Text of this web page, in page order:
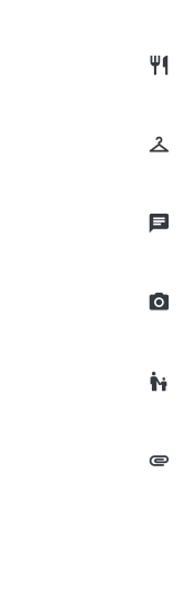
restaurant
checkroom
chat
camera_alt
escalator_warning
attachment